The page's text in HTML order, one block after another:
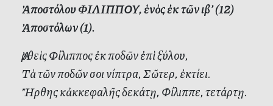
Ἀποστόλου ΦΙΛΙΠΠΟΥ, ἑνὸς ἐκ τῶν ιβ’ (12)
Ἀποστόλων (1).
Ἀρθεὶς Φίλιππος ἐκ ποδῶν ἐπὶ ξύλου,
Τὰ τῶν ποδῶν σοι νίπτρα, Σῶτερ, ἐκτίει.
Ἤρθης κἀκκεφαλῆς δεκάτῃ, Φίλιππε, τετάρτῃ.